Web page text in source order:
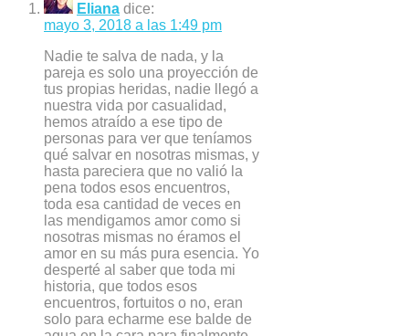
Eliana dice:
mayo 3, 2018 a las 1:49 pm
Nadie te salva de nada, y la
pareja es solo una proyección de
tus propias heridas, nadie llegó a
nuestra vida por casualidad,
hemos atraído a ese tipo de
personas para ver que teníamos
qué salvar en nosotras mismas, y
hasta pareciera que no valió la
pena todos esos encuentros,
toda esa cantidad de veces en
las mendigamos amor como si
nosotras mismas no éramos el
amor en su más pura esencia. Yo
desperté al saber que toda mi
historia, que todos esos
encuentros, fortuitos o no, eran
solo para echarme ese balde de